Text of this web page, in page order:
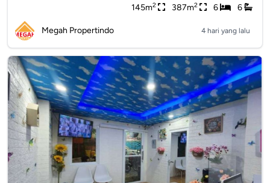
145m2 387m2 6 6
Megah Propertindo 4 hari yang lalu